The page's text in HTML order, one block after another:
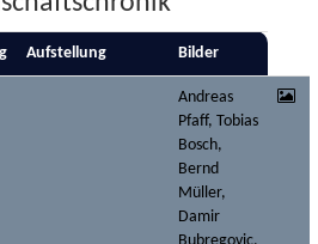
Aufstellung Bilder
Andreas
Pfaff, Tobias
Bosch,
Bernd
Müller,
Damir
Bubregovic,